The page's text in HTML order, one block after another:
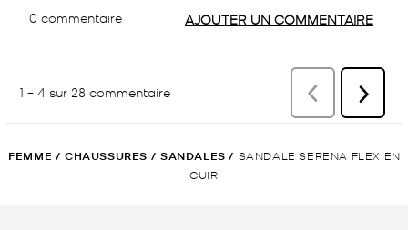
FEMME / CHAUSSURES / SANDALES / SANDALE SERENA FLEX EN
CUIR